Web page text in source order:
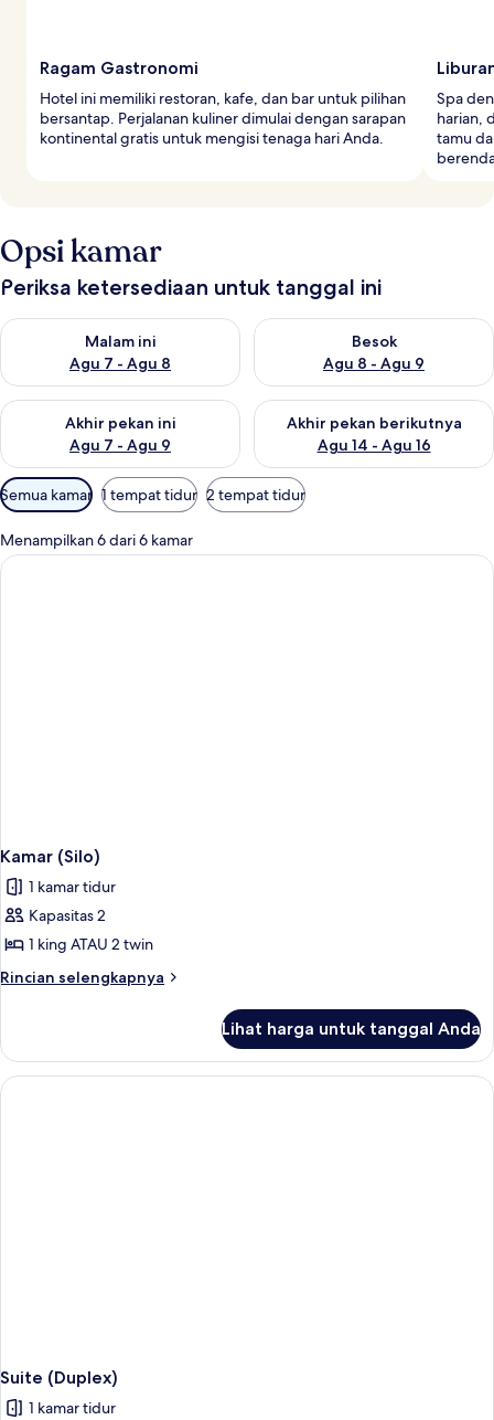
Ragam Gastronomi
Hotel ini memiliki restoran, kafe, dan bar untuk pilihan
bersantap. Perjalanan kuliner dimulai dengan sarapan
kontinental gratis untuk mengisi tenaga hari Anda.
Spa
harian,
tamu
Opsi kamar
Periksa ketersediaan untuk tanggal ini
Malam ini
Agu 7 - Agu 8
Periksa ketersediaan untuk malam ini Agu 7 - Agu 8
Besok
Agu 8 - Agu 9
Periksa ketersediaan untuk
Akhir pekan ini
Agu 7 - Agu 9
Periksa ketersediaan untuk akhir pekan ini Agu 7 - Agu 9
Akhir pekan berikutnya
Agu 14 - Agu 16
Periksa ketersediaan untuk
Filter
tersedia
untuk
kamar
Semua kamar 1 tempat tidur 2 tempat tidur
Menampilkan 6 dari 6 kamar
Kamar (Silo)
1 kamar tidur
Kapasitas 2
1 king ATAU 2 twin
Rincian selengkapnya
Rincian
Kamar
(Silo)
Lihat harga untuk tanggal Anda
Suite (Duplex)
1 kamar tidur